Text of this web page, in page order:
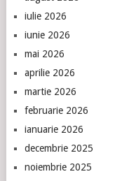
iulie 2026
iunie 2026
mai 2026
aprilie 2026
martie 2026
februarie 2026
ianuarie 2026
decembrie 2025
noiembrie 2025